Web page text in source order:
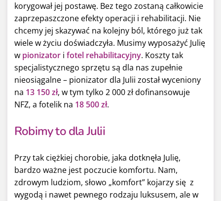
korygował jej postawę. Bez tego zostaną całkowicie
zaprzepaszczone efekty operacji i rehabilitacji. Nie
chcemy jej skazywać na kolejny ból, którego już tak
wiele w życiu doświadczyła. Musimy wyposażyć Julię
w pionizator i fotel rehabilitacyjny. Koszty tak
specjalistycznego sprzętu są dla nas zupełnie
nieosiągalne – pionizator dla Julii został wyceniony
na 13 150 zł, w tym tylko 2 000 zł dofinansowuje
NFZ, a fotelik na 18 500 zł.
Robimy to dla Julii
Przy tak ciężkiej chorobie, jaka dotknęła Julię,
bardzo ważne jest poczucie komfortu. Nam,
zdrowym ludziom, słowo „komfort” kojarzy się z
wygodą i nawet pewnego rodzaju luksusem, ale w